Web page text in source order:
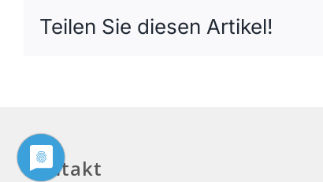
Teilen Sie diesen Artikel!
Kontakt